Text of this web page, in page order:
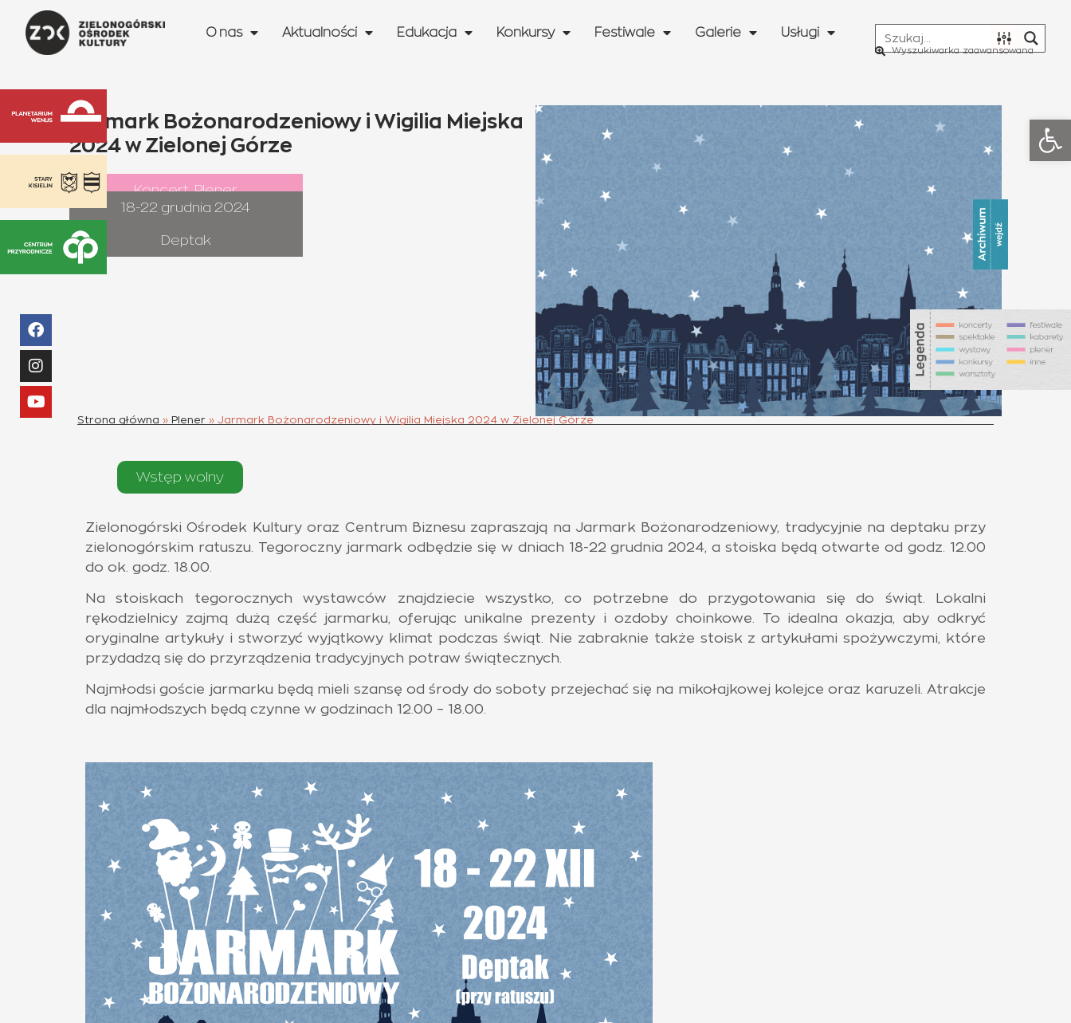
O nas Aktualności Edukacja Konkursy Festiwale Galerie Usługi
Wyszukiwarka zaawansowana
Jarmark Bożonarodzeniowy i Wigilia Miejska
2024 w Zielonej Górze
Koncert,Plener
18-22 grudnia 2024
Deptak
Strona główna » Plener » Jarmark Bożonarodzeniowy i Wigilia Miejska 2024 w Zielonej Górze
Wstęp wolny
Zielonogórski Ośrodek Kultury oraz Centrum Biznesu zapraszają na Jarmark Bożonarodzeniowy, tradycyjnie na deptaku przy
zielonogórskim ratuszu. Tegoroczny jarmark odbędzie się w dniach 18-22 grudnia 2024, a stoiska będą otwarte od godz. 12.00
do ok. godz. 18.00.
Na stoiskach tegorocznych wystawców znajdziecie wszystko, co potrzebne do przygotowania się do świąt. Lokalni
rękodzielnicy zajmą dużą część jarmarku, oferując unikalne prezenty i ozdoby choinkowe. To idealna okazja, aby odkryć
oryginalne artykuły i stworzyć wyjątkowy klimat podczas świąt. Nie zabraknie także stoisk z artykułami spożywczymi, które
przydadzą się do przyrządzenia tradycyjnych potraw świątecznych.
Najmłodsi goście jarmarku będą mieli szansę od środy do soboty przejechać się na mikołajkowej kolejce oraz karuzeli. Atrakcje
dla najmłodszych będą czynne w godzinach 12.00 – 18.00.